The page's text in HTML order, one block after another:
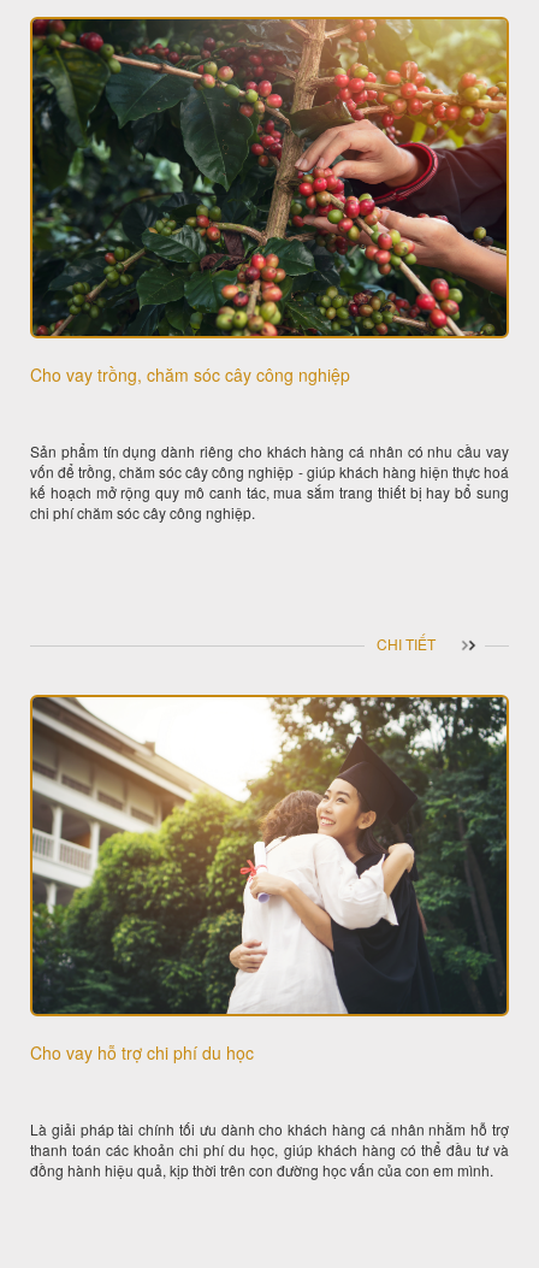
Cho vay trồng, chăm sóc cây công nghiệp
Sản phẩm tín dụng dành riêng cho khách hàng cá nhân có nhu cầu vay
vốn để trồng, chăm sóc cây công nghiệp - giúp khách hàng hiện thực hoá
kế hoạch mở rộng quy mô canh tác, mua sắm trang thiết bị hay bổ sung
chi phí chăm sóc cây công nghiệp.
CHI TIẾT
Cho vay hỗ trợ chi phí du học
Là giải pháp tài chính tối ưu dành cho khách hàng cá nhân nhằm hỗ trợ
thanh toán các khoản chi phí du học, giúp khách hàng có thể đầu tư và
đồng hành hiệu quả, kịp thời trên con đường học vấn của con em mình.